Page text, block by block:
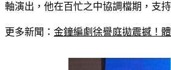
軸演出，他在百忙之中協調檔期，支
更多新聞： 金鐘編劇徐譽庭拋震撼！